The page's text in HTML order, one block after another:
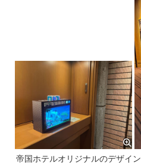
帝国ホテルオリジナルのデザイン